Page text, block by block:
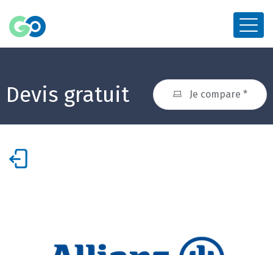
Devis gratuit Je compare *